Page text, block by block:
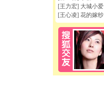
[王力宏] 大城小爱
[王心凌] 花的嫁纱